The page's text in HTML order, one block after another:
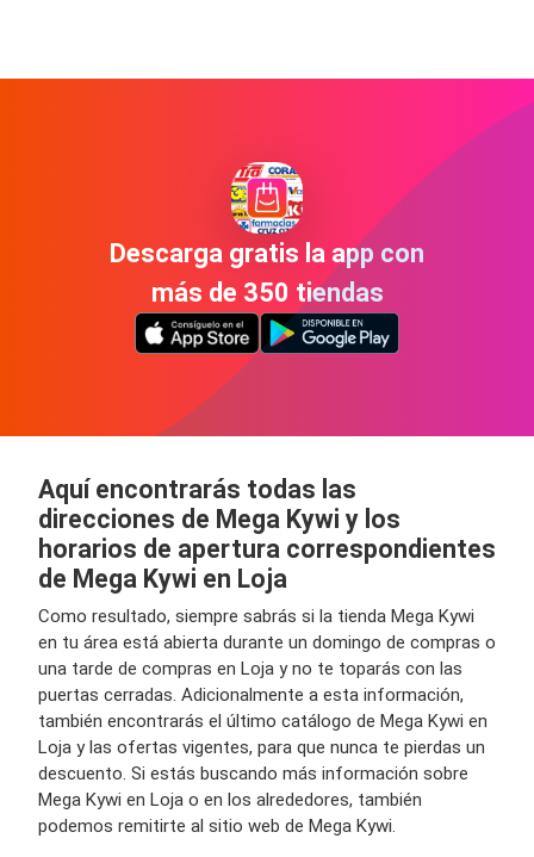
Descarga gratis la app con
más de 350 tiendas
Aquí encontrarás todas las
direcciones de Mega Kywi y los
horarios de apertura correspondientes
de Mega Kywi en Loja
Como resultado, siempre sabrás si la tienda Mega Kywi
en tu área está abierta durante un domingo de compras o
una tarde de compras en Loja y no te toparás con las
puertas cerradas. Adicionalmente a esta información,
también encontrarás el último catálogo de Mega Kywi en
Loja y las ofertas vigentes, para que nunca te pierdas un
descuento. Si estás buscando más información sobre
Mega Kywi en Loja o en los alrededores, también
podemos remitirte al sitio web de Mega Kywi.